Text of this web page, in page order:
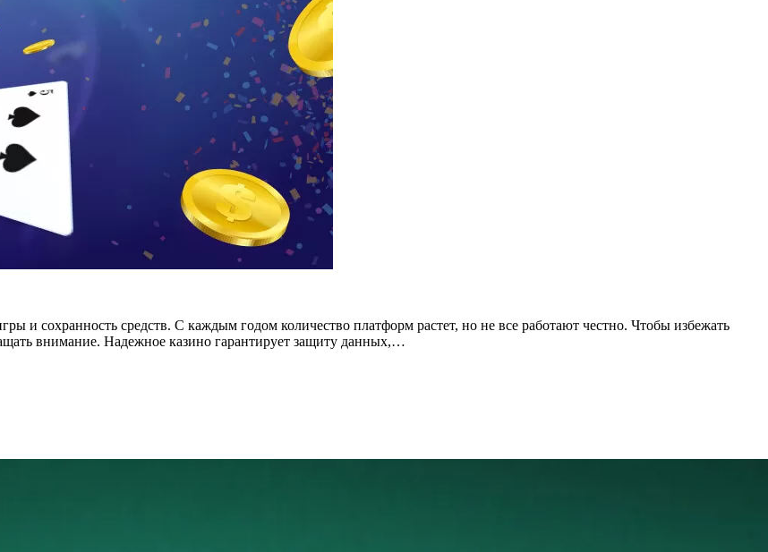
и сохранность средств. С каждым годом количество платформ растет, но не все работают честно. Чтобы избежать
внимание. Надежное казино гарантирует защиту данных,…